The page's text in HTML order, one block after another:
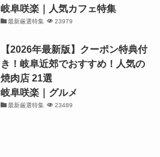
岐阜咲楽｜人気カフェ特集
最新厳選特集 23979
【2026年最新版】クーポン特典付
き！岐阜近郊でおすすめ！人気の
焼肉店 21選
岐阜咲楽｜グルメ
最新厳選特集 23489